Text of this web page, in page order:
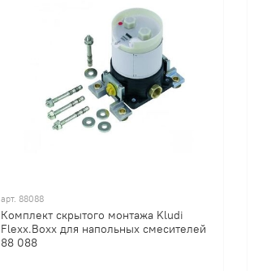
арт.88088
Комплект скрытого монтажа Kludi
Flexx.Boxx для напольных смесителей
88 088